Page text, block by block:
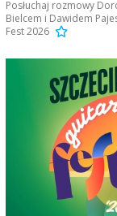
Posłuchaj rozmowy
Bielcem i Dawidem
Fest 2026